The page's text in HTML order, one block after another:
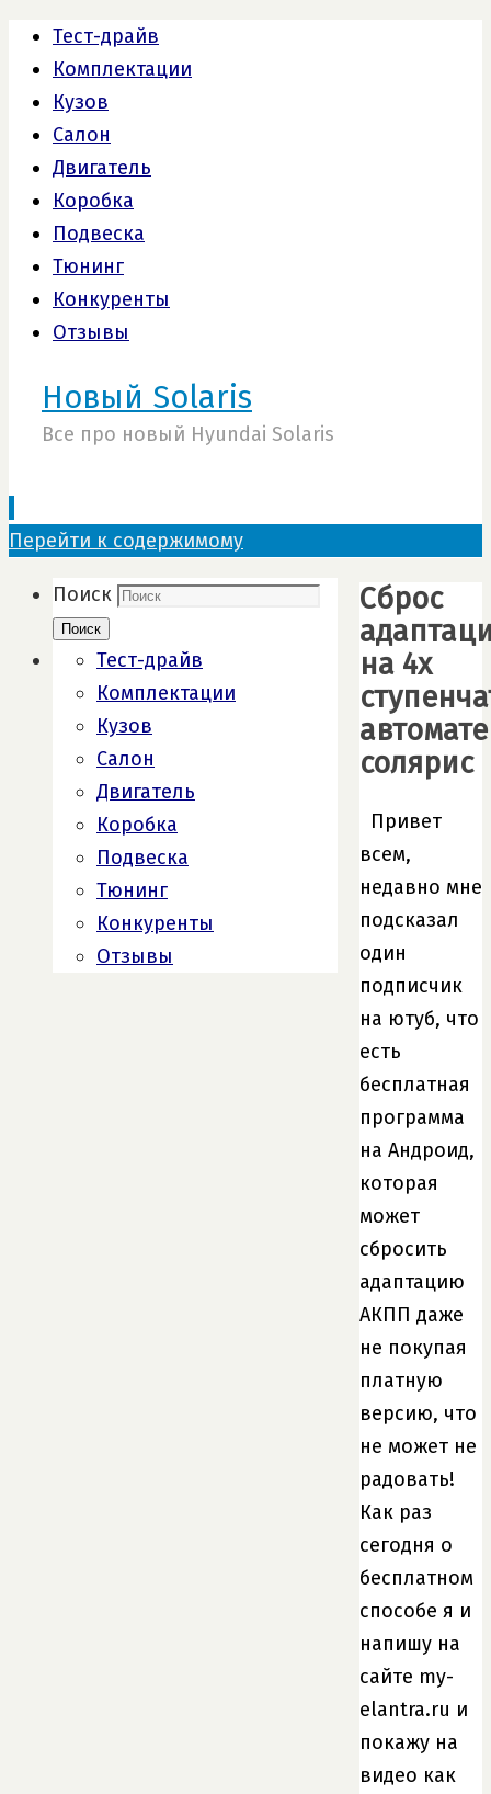
Тест-драйв
Комплектации
Кузов
Салон
Двигатель
Коробка
Подвеска
Тюнинг
Конкуренты
Отзывы
Новый Solaris
Все про новый Hyundai Solaris
Перейти к содержимому
Сброс
на 4х
автомате
солярис
Привет
всем,
недавно мне
подсказал
один
подписчик
на ютуб, что
есть
бесплатная
программа
на Андроид,
которая
может
сбросить
адаптацию
АКПП даже
не покупая
платную
версию, что
не может не
радовать!
Как раз
сегодня о
бесплатном
способе я и
напишу на
сайте my-
elantra.ru и
покажу на
видео как
Поиск
Поиск
Тест-драйв
Комплектации
Кузов
Салон
Двигатель
Коробка
Подвеска
Тюнинг
Конкуренты
Отзывы